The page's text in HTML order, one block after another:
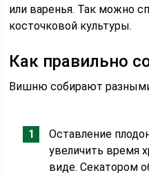
или варенья. Так можно
косточковой культуры.
Как правильно
Вишню собирают
Оставление
увеличить время
виде. Секатором